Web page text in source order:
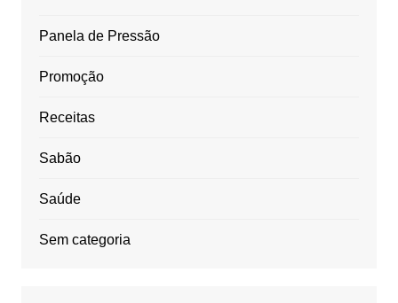
Panela de Pressão
Promoção
Receitas
Sabão
Saúde
Sem categoria